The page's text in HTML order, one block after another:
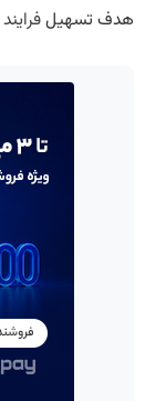
هدف تسهیلفرایند